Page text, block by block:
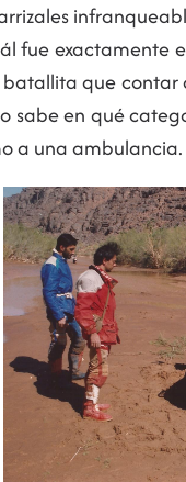
fue exactamente
que contar
sabe en qué
a una ambulancia.